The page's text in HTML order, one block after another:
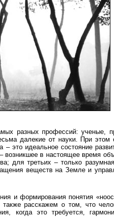
разных профессий: ученые,
далекие от науки. При этом
это идеальное состояние
в настоящее время
для третьих – только
веществ на Земле и
и формирования понятия
также расскажем о том, что
когда это требуется,